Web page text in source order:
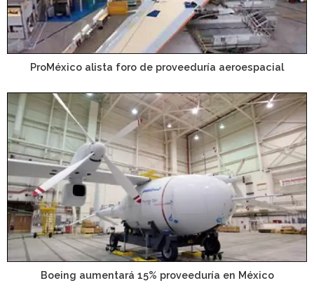
ProMéxico alista foro de proveeduría aeroespacial
Boeing aumentará 15% proveeduría en México